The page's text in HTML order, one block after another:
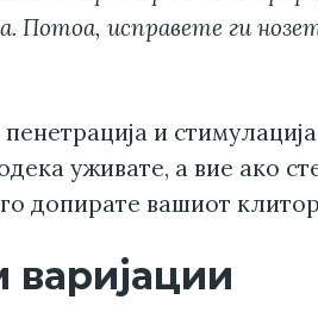
Потоа, исправете ги
и
уживате, а вие ако
допирате вашиот
варијации